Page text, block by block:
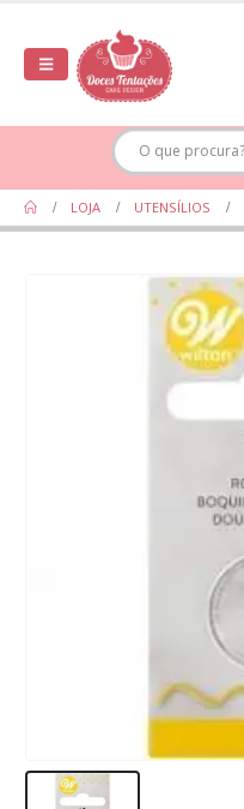
LOJA UTENSÍLIOS